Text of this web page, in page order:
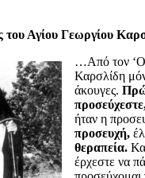
του Αγίου Γεωργίου
…Από τον
Καρσλίδη
άκουγες.
ήταν η
προσευχή,
θεραπεία.
έρχεστε να